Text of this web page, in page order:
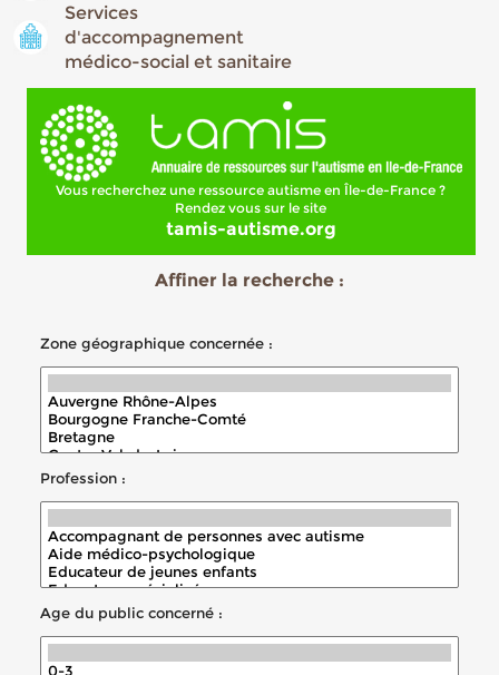
Services
d'accompagnement
médico-social et sanitaire
Vous recherchez une ressource autisme en Île-de-France ?
Rendez vous sur le site
tamis-autisme.org
Affiner la recherche :
Zone géographique concernée :
Profession :
Age du public concerné :